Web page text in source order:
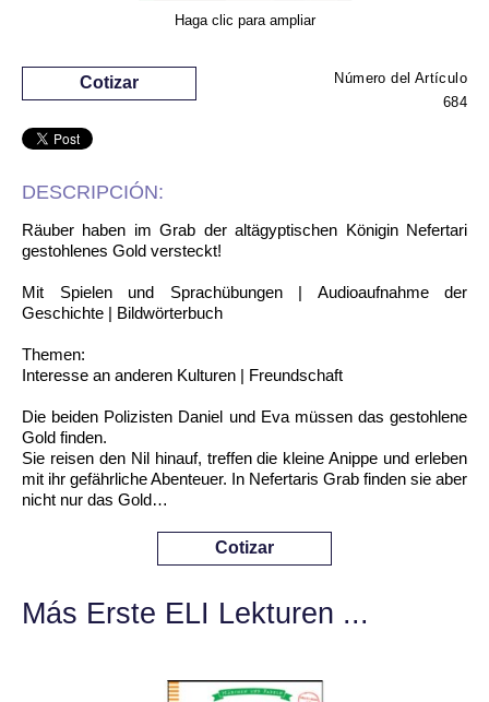
Haga clic para ampliar
Número del Artículo
684
Cotizar
DESCRIPCIÓN:
Räuber haben im Grab der altägyptischen Königin Nefertari
gestohlenes Gold versteckt!
Mit Spielen und Sprachübungen | Audioaufnahme der
Geschichte | Bildwörterbuch
Themen:
Interesse an anderen Kulturen | Freundschaft
Die beiden Polizisten Daniel und Eva müssen das gestohlene
Gold finden.
Sie reisen den Nil hinauf, treffen die kleine Anippe und erleben
mit ihr gefährliche Abenteuer. In Nefertaris Grab finden sie aber
nicht nur das Gold…
Cotizar
Más Erste ELI Lekturen ...